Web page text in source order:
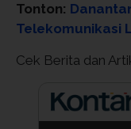
Tonton:
Telekomunikasi
Cek Berita dan